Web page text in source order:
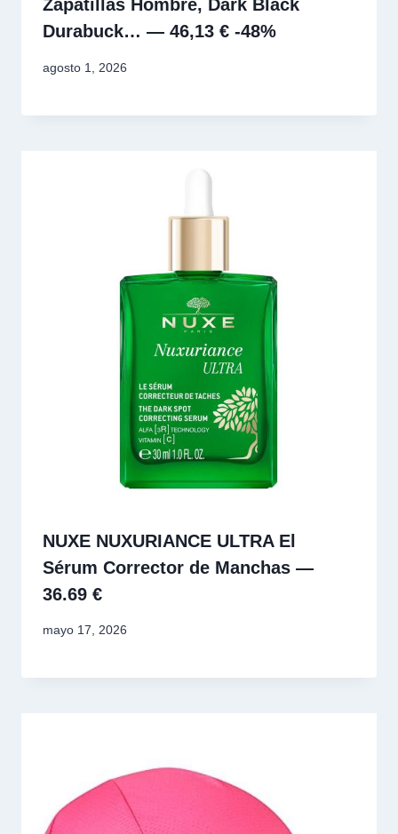
Zapatillas Hombre, Dark Black
Durabuck… — 46,13 € -48%
agosto 1, 2026
NUXE NUXURIANCE ULTRA El
Sérum Corrector de Manchas —
36.69 €
mayo 17, 2026